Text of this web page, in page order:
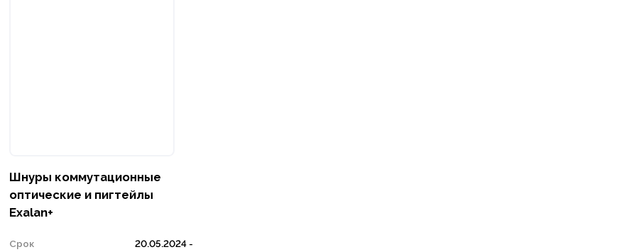
Шнуры коммутационные
оптические и пигтейлы
Exalan+
Срок
20.05.2024 -